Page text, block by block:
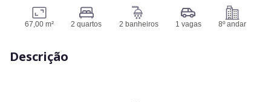
67,00 m² 2 quartos 2 banheiros 1 vagas 8º andar
Descrição